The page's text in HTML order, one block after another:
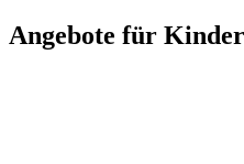
Angebote für